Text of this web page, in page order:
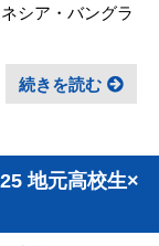
シア・バングラ
続きを読む
地元高校生×